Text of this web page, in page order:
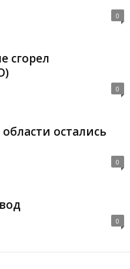
0
сгорел
0
остались
0
0